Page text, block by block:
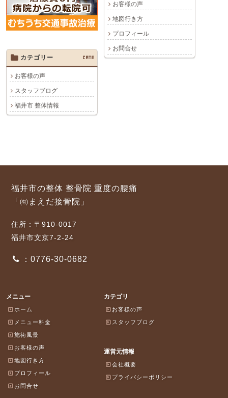
お客様の声
地図行き方
プロフィール
お問合せ
カテゴリー
CATE
お客様の声
スタッフブログ
福井市 整体情報
福井市の整体 整骨院 重度の腰痛
「㈲まえだ接骨院」
住所：〒910-0017
福井市文京7-2-24
：0776-30-0682
メニュー
ホーム
メニュー料金
施術風景
お客様の声
地図行き方
プロフィール
お問合せ
カテゴリ
お客様の声
スタッフブログ
運営元情報
会社概要
プライバシーポリシー